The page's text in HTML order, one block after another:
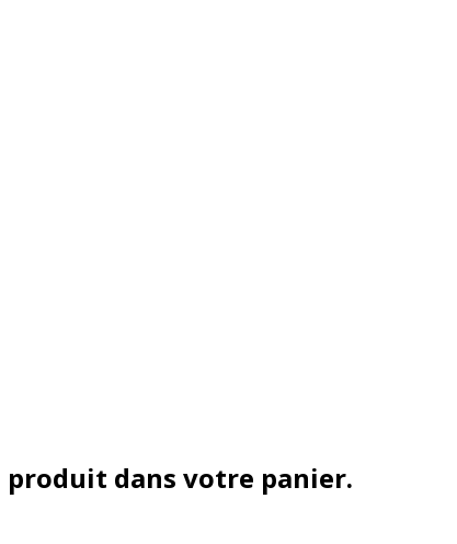
produit dans votre panier.